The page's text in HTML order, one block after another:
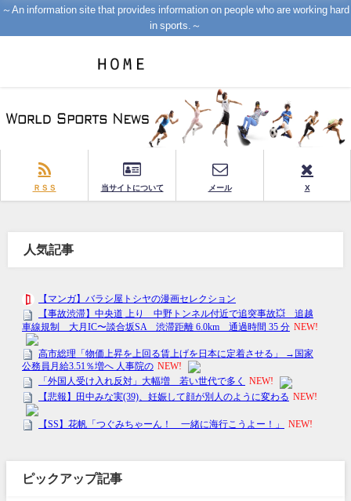
～An information site that provides information on people who are working hard
in sports.～
ＲＳＳ 当サイトについて メール X
人気記事
ピックアップ記事